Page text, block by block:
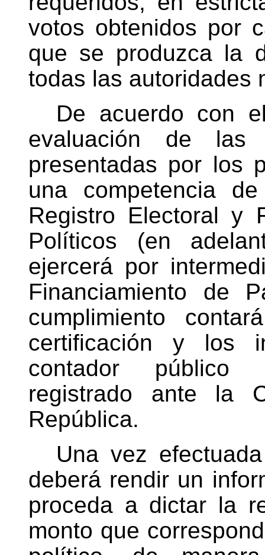
votos obtenidos por
que se produzca la
todas las autoridades
De acuerdo con
evaluación de las
presentadas por los
una competencia
Registro Electoral y
Políticos (en
ejercerá por
Financiamiento de
cumplimiento
certificación y los
contador público
registrado ante la
República.
Una vez
deberá rendir un
proceda a dictar la
monto que